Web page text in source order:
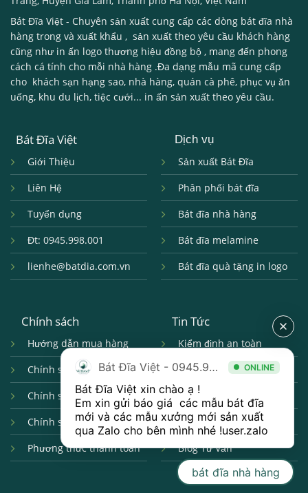
Bát Đĩa Việt - Chuyên sản xuất cung cấp các dòng bát đĩa nhà
hàng trong và xuất khẩu , sản xuất theo yêu cầu khách hàng
cũng như in ấn logo thương hiệu đồng bộ , mang đến phong
cách cá tính cho mỗi nhà hàng .Đa dạng mẫu mã cung cấp
cho khách sạn hạng sao, nhà hàng, quán cà phê, phục vụ ăn
uống, khu du lịch, tiệc cưới... in ấn sản xuất theo yêu cầu.
Bát Đĩa Việt
Giới Thiệu
Liên Hệ
Tuyển dụng
Đt: 0945.998.001
lienhe@batdia.com.vn
Dịch vụ
Sản xuất Bát Đĩa
Phân phối bát đĩa
Bát đĩa nhà hàng
Bát đĩa melamine
Bát đĩa quà tặng in logo
Chính sách
Hướng dẫn mua hàng
Chính sách giao nhận
Chính sách đổi trả
Chính sách bảo mật
Phương thức thanh toán
Tin Tức
Kiểm định an toàn
Câu hỏi thường gặp
Hợp tác bán hàng
Catalogue Bát Đĩa
Blog Tư Vấn
Bát Đĩa Việt - 0945.998.001 ONLINE
Bát Đĩa Việt xin chào ạ !
Em xin gửi báo giá  các mẫu bát đĩa
mới và các mẫu xưởng mới sản xuất
qua Zalo cho bên mình nhé !user.zalo
bát đĩa nhà hàng